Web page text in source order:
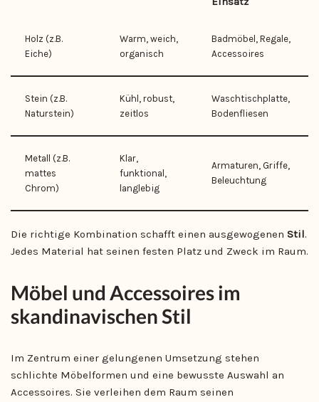
Holz (z.B.
Eiche)
Warm, weich,
organisch
Badmöbel, Regale,
Accessoires
Stein (z.B.
Naturstein)
Kühl, robust,
zeitlos
Waschtischplatte,
Bodenfliesen
Metall (z.B.
mattes
Chrom)
Klar,
funktional,
langlebig
Armaturen, Griffe,
Beleuchtung
Die richtige Kombination schafft einen ausgewogenen Stil.
Jedes Material hat seinen festen Platz und Zweck im Raum.
Möbel und Accessoires im
skandinavischen Stil
Im Zentrum einer gelungenen Umsetzung stehen
schlichte Möbelformen und eine bewusste Auswahl an
Accessoires. Sie verleihen dem Raum seinen